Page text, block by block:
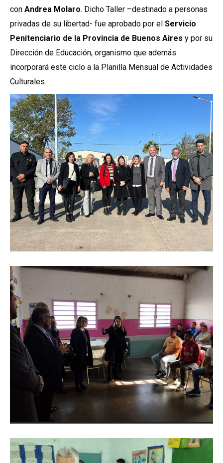
con Andrea Molaro. Dicho Taller –destinado a personas
privadas de su libertad- fue aprobado por el Servicio
Penitenciario de la Provincia de Buenos Aires y por su
Dirección de Educación, organismo que además
incorporará este ciclo a la Planilla Mensual de Actividades
Culturales.